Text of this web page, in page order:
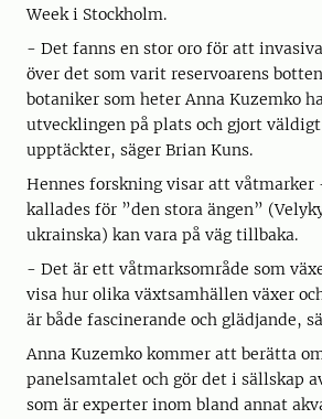
Week i Stockholm.
- Det fanns en stor oro för att
över det som varit reservoarens
botaniker som heter Anna Kuzemko
utvecklingen på plats och gjort väldigt
upptäckter, säger Brian Kuns.
Hennes forskning visar att våtmarker
kallades för ”den stora ängen”
ukrainska) kan vara på väg tillbaka.
- Det är ett våtmarksområde som
visa hur olika växtsamhällen växer
är både fascinerande och glädjande,
Anna Kuzemko kommer att berätta
panelsamtalet och gör det i sällskap
som är experter inom bland annat